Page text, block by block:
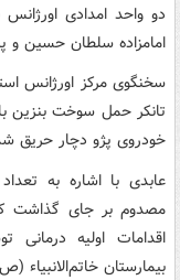
دو واحد امدادی
امامزاده سلطان حسین و
سخنگوی مرکز اورژانس
خودروی پژو دچار حریق
عابدی با اشاره به
مصدوم بر جای گذاشت
اقدامات اولیه درمانی
بیمارستان